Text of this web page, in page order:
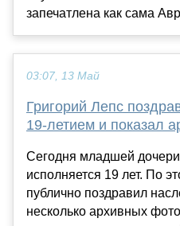
запечатлена как сама
03:07, 13 Май
Григорий Лепс
19-летием и показал
Сегодня младшей
исполняется 19 лет. По
публично поздравил
несколько архивных